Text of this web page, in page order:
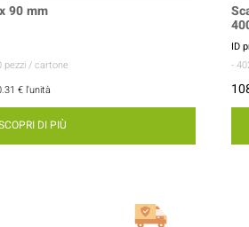
90 mm
pezzi / cartone
€ l'unità
DI PIÙ
ID
-